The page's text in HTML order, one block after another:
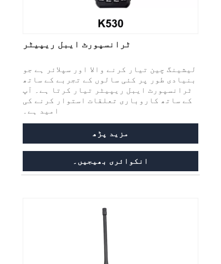
ٹرانسپورٹ ایبل ریپیٹر
لیشینگ چین تیار کرنے والا اور سپلائر ہے جو
بنیادی طور پر کئی سالوں کے تجربے کے ساتھ
ٹرانسپورٹ ایبل ریپیٹر تیار کرتا ہے۔ آپ
کے ساتھ کاروباری تعلقات استوار کرنے کی
امید ہے۔
مزید پڑھ
انکوائری بھیجیں۔